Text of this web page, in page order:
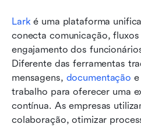
Lark é uma plataforma
conecta comunicação,
engajamento dos
Diferente das ferramentas
mensagens, documentação
trabalho para oferecer uma
contínua. As empresas
colaboração, otimizar